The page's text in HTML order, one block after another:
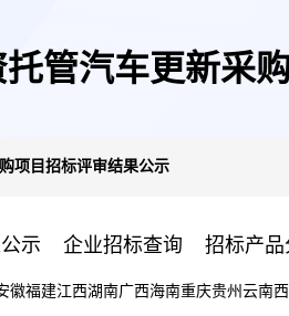
管汽车更新采
项目招标评审结果公示
示 企业招标查询 招标产品
徽福建江西湖南广西海南重庆贵州 云南